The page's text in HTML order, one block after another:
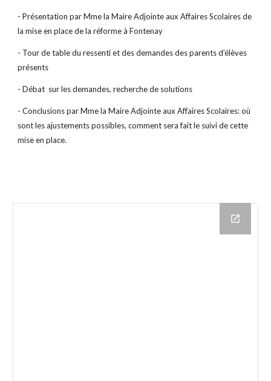
- Présentation par Mme la Maire Adjointe aux Affaires Scolaires de
la mise en place de la réforme à Fontenay
- Tour de table du ressenti et des demandes des parents d’élèves
présents
- Débat sur les demandes, recherche de solutions
- Conclusions par Mme la Maire Adjointe aux Affaires Scolaires: où
sont les ajustements possibles, comment sera fait le suivi de cette
mise en place.